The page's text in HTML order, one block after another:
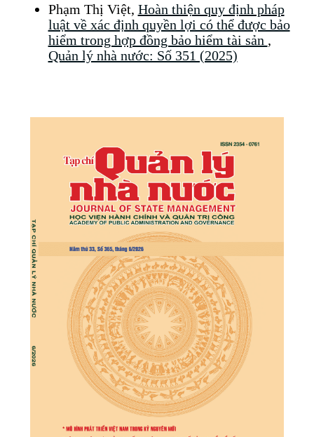
Phạm Thị Việt, Hoàn thiện quy định pháp
luật về xác định quyền lợi có thể được bảo
hiểm trong hợp đồng bảo hiểm tài sản ,
Quản lý nhà nước: Số 351 (2025)